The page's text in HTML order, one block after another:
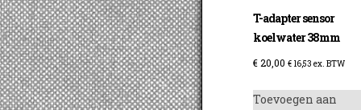
T-adapter sensor
koelwater 38mm
€20,00 € 16,53 ex. BTW
Toevoegen aan